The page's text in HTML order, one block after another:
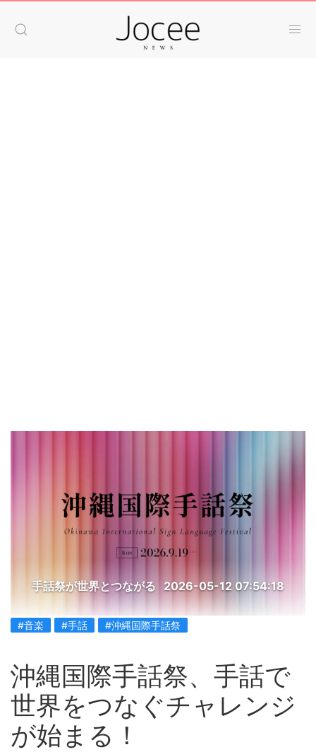
手話祭が世界とつながる 2026-05-12 07:54:18
#音楽 #手話 #沖縄国際手話祭
沖縄国際手話祭、手話で
世界をつなぐチャレンジ
が始まる！